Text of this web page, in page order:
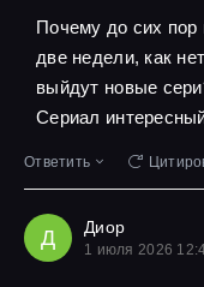
Почему до сих
две недели, как
выйдут новые
Сериал
Ответить
Д Диор
1 июля 2026